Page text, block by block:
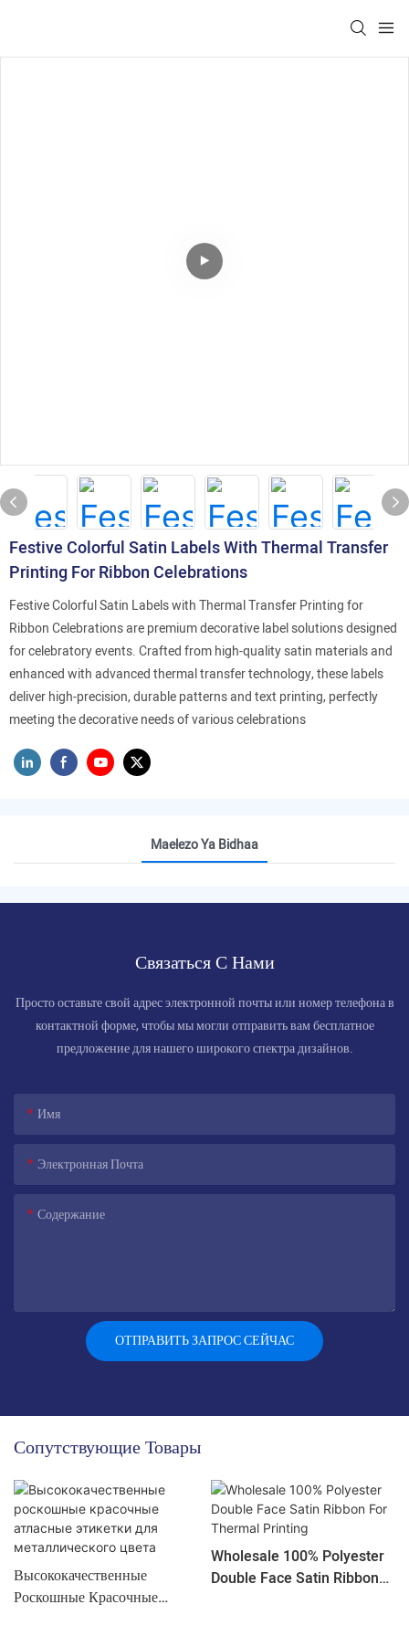
Festive Colorful Satin Labels With Thermal Transfer
Printing For Ribbon Celebrations
Festive Colorful Satin Labels with Thermal Transfer Printing for
Ribbon Celebrations are premium decorative label solutions designed
for celebratory events. Crafted from high-quality satin materials and
enhanced with advanced thermal transfer technology, these labels
deliver high-precision, durable patterns and text printing, perfectly
meeting the decorative needs of various celebrations
Maelezo Ya Bidhaa
Связаться С Нами
Просто оставьте свой адрес электронной почты или номер телефона в
контактной форме, чтобы мы могли отправить вам бесплатное
предложение для нашего широкого спектра дизайнов.
Имя
Электронная Почта
Содержание
ОТПРАВИТЬ ЗАПРОС СЕЙЧАС
Сопутствующие Товары
Высококачественные
Роскошные Красочные
Wholesale 100% Polyester
Double Face Satin Ribbon